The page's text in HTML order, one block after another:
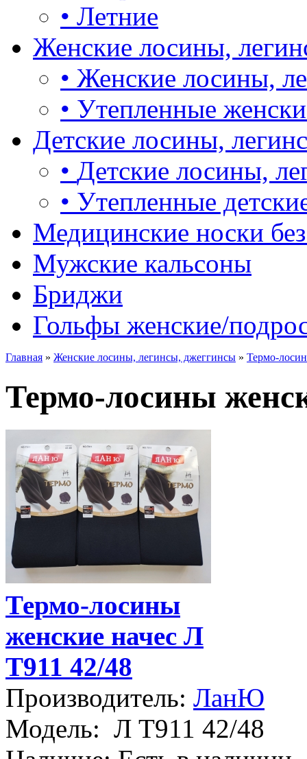
• Летние
Женские лосины,
• Женские лосины,
• Утепленные
Детские лосины,
• Детские лосины,
• Утепленные
Медицинские носки
Мужские кальсоны
Бриджи
Гольфы женские/
Главная » Женские лосины, легинсы, джеггинсы » Термо-
Термо-лосины
Термо-лосины
женские начес Л
Т911 42/48
Производитель: ЛанЮ
Модель: Л Т911 42/48